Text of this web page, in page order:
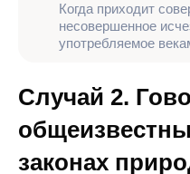
Когда приходит
несовершенное
употребляемое
Случай 2.
законах